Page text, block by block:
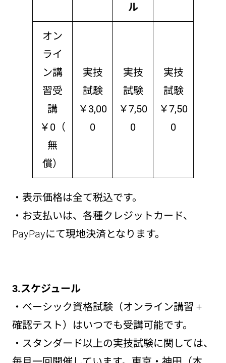
ル
オン
ライ
ン講
習受
講
￥0（
無
償）
実技
試験
￥3,00
0
実技
試験
￥7,50
0
実技
試験
￥7,50
0
・表示価格は全て税込です。
・お支払いは、各種クレジットカード、
PayPayにて現地決済となります。
3.スケジュール
・ベーシック資格試験（オンライン講習 +
確認テスト）はいつでも受講可能です。
・スタンダード以上の実技試験に関しては、